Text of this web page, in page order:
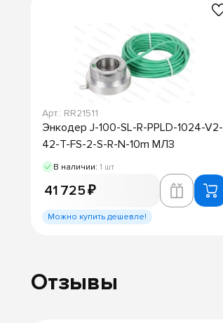
Арт.: RR21511
Энкодер J-100-SL-R-PPLD-1024-V2-
42-T-FS-2-S-R-N-10m МЛЗ
В наличии: 1 шт
41 725 ₽
Можно купить дешевле!
Отзывы